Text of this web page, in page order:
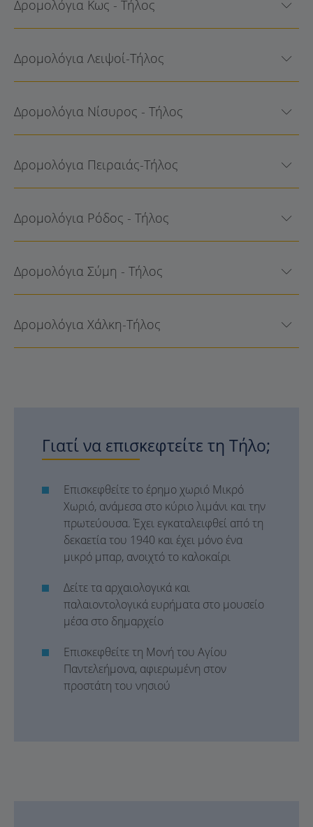
Δρομολόγια Κως - Τήλος
Δρομολόγια Λειψοί-Τήλος
Δρομολόγια Νίσυρος - Τήλος
Δρομολόγια Πειραιάς-Τήλος
Δρομολόγια Ρόδος - Τήλος
Δρομολόγια Σύμη - Τήλος
Δρομολόγια Χάλκη-Τήλος
Γιατί να επισκεφτείτε τη Τήλο;
Επισκεφθείτε το έρημο χωριό Μικρό
Χωριό, ανάμεσα στο κύριο λιμάνι και την
πρωτεύουσα. Έχει εγκαταλειφθεί από τη
δεκαετία του 1940 και έχει μόνο ένα
μικρό μπαρ, ανοιχτό το καλοκαίρι
Δείτε τα αρχαιολογικά και
παλαιοντολογικά ευρήματα στο μουσείο
μέσα στο δημαρχείο
Επισκεφθείτε τη Μονή του Αγίου
Παντελεήμονα, αφιερωμένη στον
προστάτη του νησιού